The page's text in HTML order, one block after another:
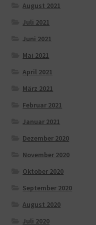
August 2021
Juli 2021
Juni 2021
Mai 2021
April 2021
März 2021
Februar 2021
Januar 2021
Dezember 2020
November 2020
Oktober 2020
September 2020
August 2020
Juli 2020